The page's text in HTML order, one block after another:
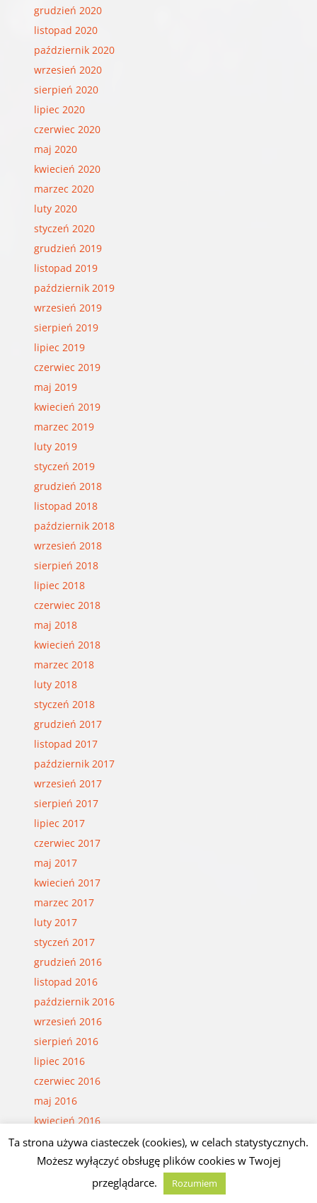
grudzień 2020
listopad 2020
październik 2020
wrzesień 2020
sierpień 2020
lipiec 2020
czerwiec 2020
maj 2020
kwiecień 2020
marzec 2020
luty 2020
styczeń 2020
grudzień 2019
listopad 2019
październik 2019
wrzesień 2019
sierpień 2019
lipiec 2019
czerwiec 2019
maj 2019
kwiecień 2019
marzec 2019
luty 2019
styczeń 2019
grudzień 2018
listopad 2018
październik 2018
wrzesień 2018
sierpień 2018
lipiec 2018
czerwiec 2018
maj 2018
kwiecień 2018
marzec 2018
luty 2018
styczeń 2018
grudzień 2017
listopad 2017
październik 2017
wrzesień 2017
sierpień 2017
lipiec 2017
czerwiec 2017
maj 2017
kwiecień 2017
marzec 2017
luty 2017
styczeń 2017
grudzień 2016
listopad 2016
październik 2016
wrzesień 2016
sierpień 2016
lipiec 2016
czerwiec 2016
maj 2016
kwiecień 2016
marzec 2016
luty 2016
styczeń 2016
Ta strona używa ciasteczek (cookies), w celach statystycznych.
Możesz wyłączyć obsługę plików cookies w Twojej
przeglądarce.
Rozumiem